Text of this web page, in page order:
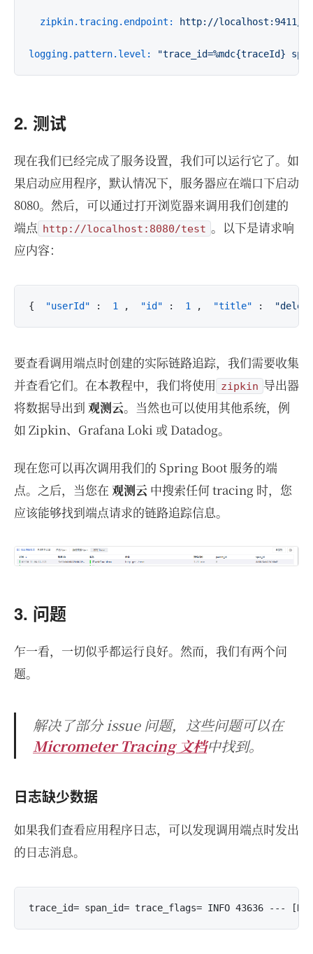
zipkin.tracing.endpoint: http://localhost:9411/
logging.pattern.level: "trace_id=%mdc{traceId}
2. 测试
现在我们已经完成了服务设置，我们可以运行它了。如
果启动应用程序，默认情况下，服务器应在端口下启动
8080。然后，可以通过打开浏览器来调用我们创建的
端点 http://localhost:8080/test 。以下是请求响
应内容：
{ "userId" : 1 , "id" : 1 , "title" :
要查看调用端点时创建的实际链路追踪，我们需要收集
并查看它们。在本教程中，我们将使用 zipkin 导出器
将数据导出到 观测云。当然也可以使用其他系统，例
如 Zipkin、Grafana Loki 或 Datadog。
现在您可以再次调用我们的 Spring Boot 服务的端
点。之后，当您在 观测云 中搜索任何 tracing 时，您
应该能够找到端点请求的链路追踪信息。
3. 问题
乍一看，一切似乎都运行良好。然而，我们有两个问
题。
解决了部分 issue 问题，这些问题可以在
Micrometer Tracing 文档中找到。
日志缺少数据
如果我们查看应用程序日志，可以发现调用端点时发出
的日志消息。